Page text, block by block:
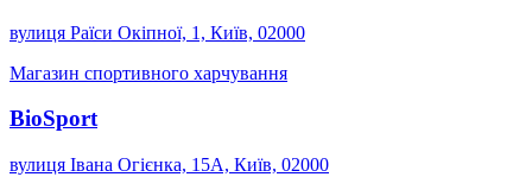
вулиця Раїси Окіпної, 1, Київ, 02000
Магазин спортивного харчування
BioSport
вулиця Івана Огієнка, 15А, Київ, 02000